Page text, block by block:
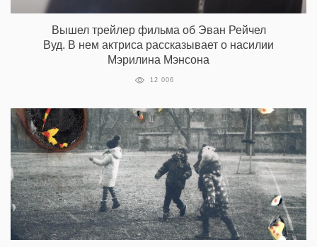
Вышел трейлер фильма об Эван Рейчел
Вуд. В нем актриса рассказывает о насилии
Мэрилина Мэнсона
12 006